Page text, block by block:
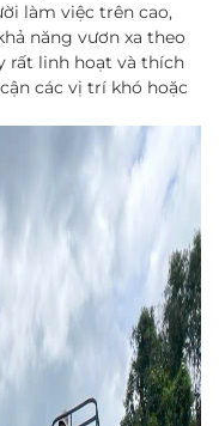
làm việc trên cao,
năng vươn xa theo
rất linh hoạt và thích
các vị trí khó hoặc